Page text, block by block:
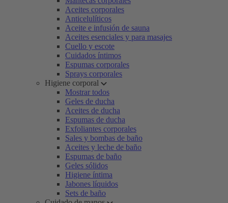
Aceites corporales
Anticelulíticos
Aceite e infusión de sauna
Aceites esenciales y para masajes
Cuello y escote
Cuidados íntimos
Espumas corporales
Sprays corporales
Higiene corporal
Mostrar todos
Geles de ducha
Aceites de ducha
Espumas de ducha
Exfoliantes corporales
Sales y bombas de baño
Aceites y leche de baño
Espumas de baño
Geles sólidos
Higiene íntima
Jabones líquidos
Sets de baño